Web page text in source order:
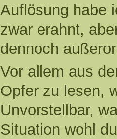
Auflösung habe
zwar erahnt,
dennoch
Vor allem aus
Opfer zu lesen,
Unvorstellbar,
Situation wohl